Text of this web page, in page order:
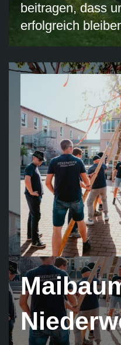
beitragen, dass
erfolgreich